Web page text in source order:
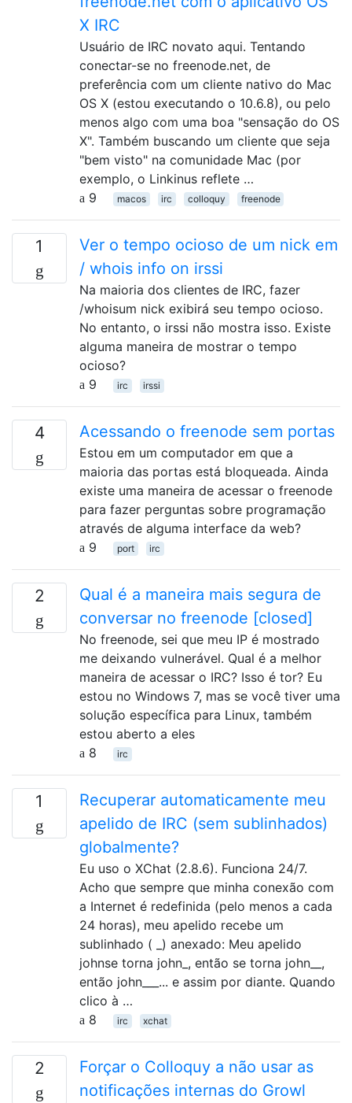
X IRC
Usuário de IRC novato aqui. Tentando
conectar-se no freenode.net, de
preferência com um cliente nativo do Mac
OS X (estou executando o 10.6.8), ou pelo
menos algo com uma boa "sensação do OS
X". Também buscando um cliente que seja
"bem visto" na comunidade Mac (por
exemplo, o Linkinus reflete …
9
macos irc colloquy freenode
1
Ver o tempo ocioso de um nick em
/ whois info on irssi
Na maioria dos clientes de IRC, fazer
/whoisum nick exibirá seu tempo ocioso.
No entanto, o irssi não mostra isso. Existe
alguma maneira de mostrar o tempo
ocioso?
9
irc irssi
4 Acessando o freenode sem portas
Estou em um computador em que a
maioria das portas está bloqueada. Ainda
existe uma maneira de acessar o freenode
para fazer perguntas sobre programação
através de alguma interface da web?
9
port irc
2
Qual é a maneira mais segura de
conversar no freenode [closed]
No freenode, sei que meu IP é mostrado
me deixando vulnerável. Qual é a melhor
maneira de acessar o IRC? Isso é tor? Eu
estou no Windows 7, mas se você tiver uma
solução específica para Linux, também
estou aberto a eles
8
irc
1
Recuperar automaticamente meu
apelido de IRC (sem sublinhados)
globalmente?
Eu uso o XChat (2.8.6). Funciona 24/7.
Acho que sempre que minha conexão com
a Internet é redefinida (pelo menos a cada
24 horas), meu apelido recebe um
sublinhado ( _) anexado: Meu apelido
johnse torna john_, então se torna john__,
então john___... e assim por diante. Quando
clico à …
8
irc xchat
2
Forçar o Colloquy a não usar as
notificações internas do Growl